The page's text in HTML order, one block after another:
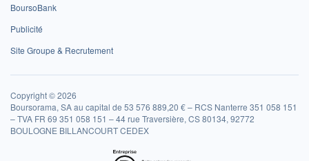
BoursoBank
Publicité
Site Groupe & Recrutement
Copyright © 2026
Boursorama, SA au capital de 53 576 889,20 € – RCS Nanterre 351 058 151
– TVA FR 69 351 058 151 – 44 rue Traversière, CS 80134, 92772
BOULOGNE BILLANCOURT CEDEX